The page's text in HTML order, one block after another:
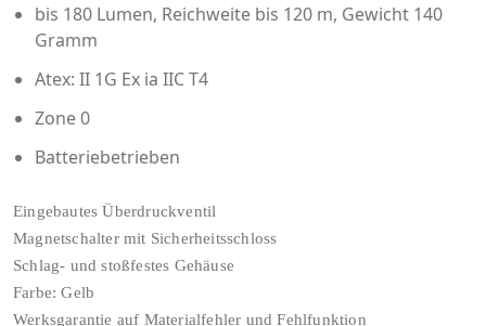
bis 180 Lumen, Reichweite bis 120 m, Gewicht 140
Gramm
Atex: II 1G Ex ia IIC T4
Zone 0
Batteriebetrieben
Eingebautes Überdruckventil
Magnetschalter mit Sicherheitsschloss
Schlag- und stoßfestes Gehäuse
Farbe: Gelb
Werksgarantie auf Materialfehler und Fehlfunktion